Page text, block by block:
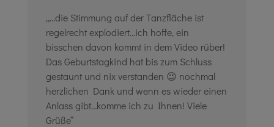
„…die Stimmung auf der Tanzfläche ist
regelrecht explodiert…ich hoffe, ein
bisschen davon kommt in dem Video rüber!
Das Geburtstagkind hat bis zum Schluss
gestaunt und nix verstanden 😉 nochmal
herzlichen Dank und wenn es wieder einen
Anlass gibt…komme ich zu Ihnen! Viele
Grüße“